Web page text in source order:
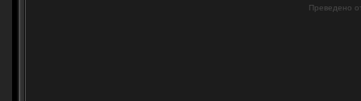
Преведено